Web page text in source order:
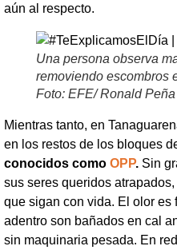
aún al respecto.
Una persona observa
removiendo escombros
Foto: EFE/ Ronald Peña
Mientras tanto, en
en los restos de los bloques
conocidos como OPP. Sin
sus seres queridos
que sigan con vida. El olor es
adentro son bañados en cal
sin maquinaria pesada. En